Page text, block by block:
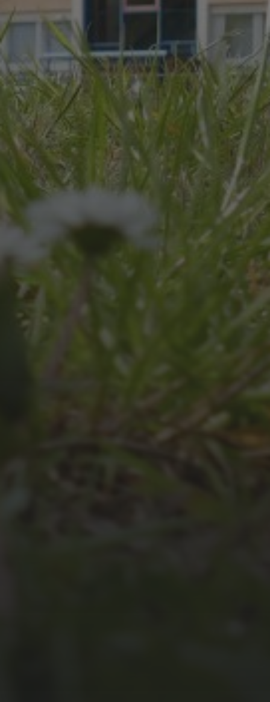
JULI 8, 2026
UNSER SCHUL-/SPORTFEST
2026
UNSER JAHRBUCH 2025/2026